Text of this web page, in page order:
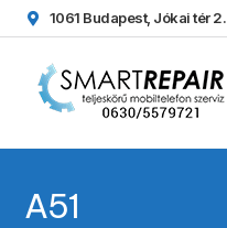
1061 Budapest, Jókai tér 2.
A51